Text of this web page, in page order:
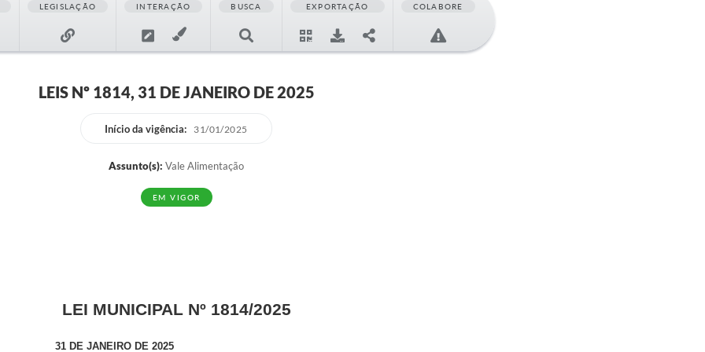
LEGISLAÇÃO INTERAÇÃO BUSCA EXPORTAÇÃO COLABORE
LEIS Nº 1814, 31 DE JANEIRO DE 2025
Início da vigência: 31/01/2025
Assunto(s): Vale Alimentação
EM VIGOR
LEI MUNICIPAL Nº 1814/2025
31 DE JANEIRO DE 2025